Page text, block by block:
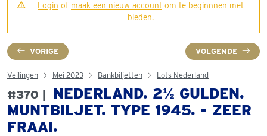
Login of maak een nieuw account om te beginnnen met
bieden.
VORIGE VOLGENDE
Veilingen Mei 2023 Bankbiljetten Lots Nederland
#370 |
NEDERLAND. 2½ GULDEN.
MUNTBILJET. TYPE 1945. - ZEER
FRAAI.